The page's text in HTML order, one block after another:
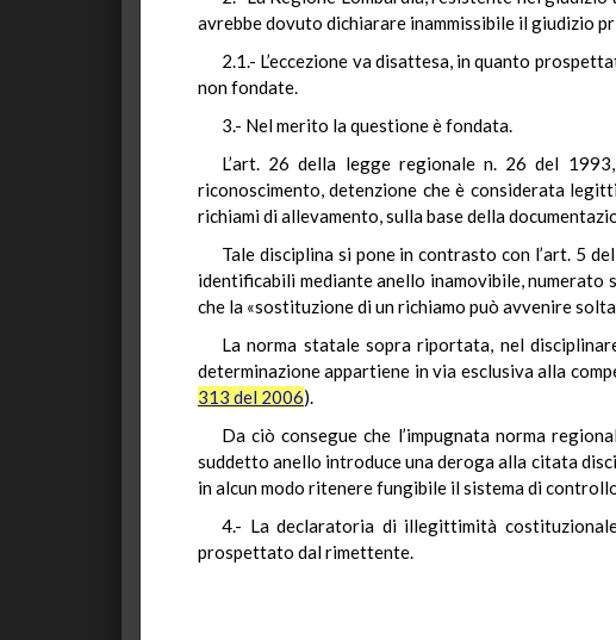
avrebbe dovuto dichiarare inammissibile il giudizio
2.1.- L’eccezione va disattesa, in quanto
non fondate.
3.- Nel merito la questione è fondata.
L’art. 26 della legge regionale n. 26 del
riconoscimento, detenzione che è considerata
richiami di allevamento, sulla base della
Tale disciplina si pone in contrasto con l’art. 5
identificabili mediante anello inamovibile, numerato
che la «sostituzione di un richiamo può avvenire
La norma statale sopra riportata, nel
determinazione appartiene in via esclusiva alla
313 del 2006).
Da ciò consegue che l’impugnata norma
suddetto anello introduce una deroga alla citata
in alcun modo ritenere fungibile il sistema di
4.- La declaratoria di illegittimità
prospettato dal rimettente.